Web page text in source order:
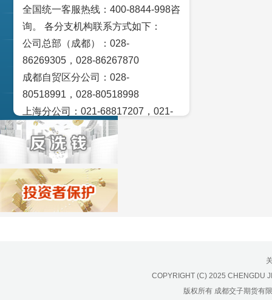
交易策论
产业研究
实盘点睛
宏观金融数据图解
COPYRIGHT (C) 2025 CHENGDU
版权所有 成都交子期货有
全国统一客服热线：400-8844-998咨
询。 各分支机构联系方式如下：
公司总部（成都）：028-
86269305，028-86267870
成都自贸区分公司：028-
80518991，028-80518998
上海分公司：021-68817207，021-
68817209
北京营业部：010-65005128
广州营业部：020-28129909，020-
28129902
青岛营业部：0532-83101951、
0532-83101962